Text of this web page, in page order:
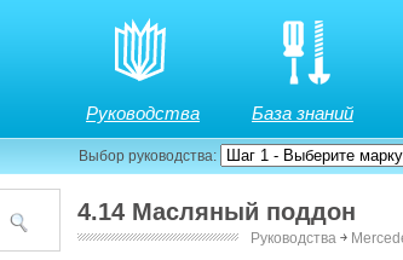
Руководства База знаний
Выбор руководства:
4.14 Масляный поддон
Руководства ￫